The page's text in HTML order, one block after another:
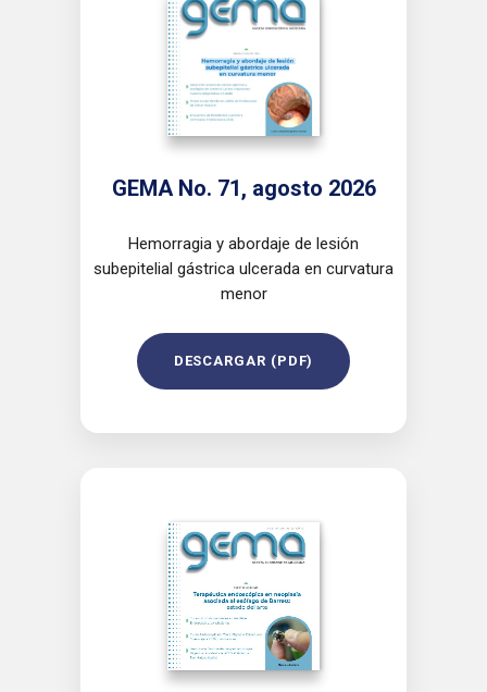
GEMA No. 71, agosto 2026
Hemorragia y abordaje de lesión
subepitelial gástrica ulcerada en curvatura
menor
DESCARGAR (PDF)